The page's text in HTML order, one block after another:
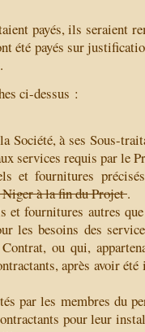
payés, ils seraient
été payés sur
ci-dessus :
Société, à ses Sous-
services requis par le
et fournitures
à la fin du Projet.
et fournitures autres
les besoins des
ou qui,
après avoir
par les membres du
pour leur